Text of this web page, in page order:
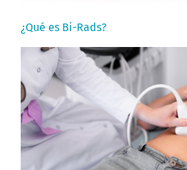
¿Qué es Bi-Rads?